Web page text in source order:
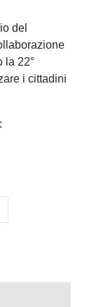
del
la 22°
i cittadini